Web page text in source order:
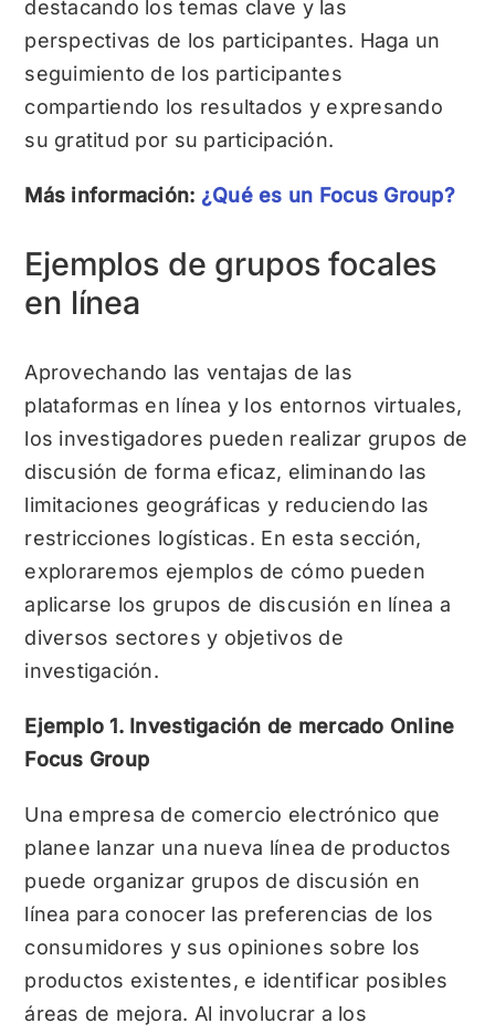
destacando los temas clave y las
perspectivas de los participantes. Haga un
seguimiento de los participantes
compartiendo los resultados y expresando
su gratitud por su participación.
Más información: ¿Qué es un Focus Group?
Ejemplos de grupos focales
en línea
Aprovechando las ventajas de las
plataformas en línea y los entornos virtuales,
los investigadores pueden realizar grupos de
discusión de forma eficaz, eliminando las
limitaciones geográficas y reduciendo las
restricciones logísticas. En esta sección,
exploraremos ejemplos de cómo pueden
aplicarse los grupos de discusión en línea a
diversos sectores y objetivos de
investigación.
Ejemplo 1. Investigación de mercado Online
Focus Group
Una empresa de comercio electrónico que
planee lanzar una nueva línea de productos
puede organizar grupos de discusión en
línea para conocer las preferencias de los
consumidores y sus opiniones sobre los
productos existentes, e identificar posibles
áreas de mejora. Al involucrar a los